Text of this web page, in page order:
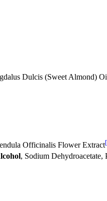
Dulcis (Sweet Almond)
Officinalis Flower Extract
, Sodium Dehydroacetate,